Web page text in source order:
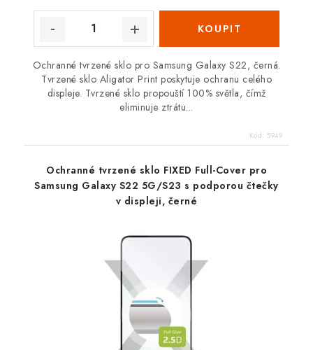
Ochranné tvrzené sklo pro Samsung Galaxy S22, černá.
Tvrzené sklo Aligator Print poskytuje ochranu celého
displeje. Tvrzené sklo propouští 100% světla, čímž
eliminuje ztrátu...
Kód: 5949
Ochranné tvrzené sklo FIXED Full-Cover pro
Samsung Galaxy S22 5G/S23 s podporou čtečky
v displeji, černé